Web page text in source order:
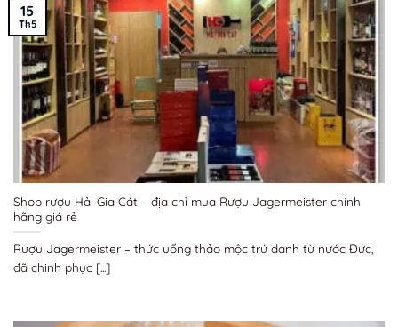
Shop rượu Hải Gia Cát – địa chỉ mua Rượu Jagermeister chính
hãng giá rẻ
Rượu Jagermeister – thức uống thảo mộc trứ danh từ nước Đức,
đã chinh phục [...]
15
Th5